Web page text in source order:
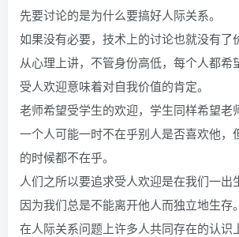
先要讨论的是为什么要搞好人际关系。
如果没有必要，技术上的讨论也就没有了
从心理上讲，不管身份高低，每个人都希
受人欢迎意味着对自我价值的肯定。
老师希望受学生的欢迎，学生同样希望老
一个人可能一时不在乎别人是否喜欢他，
的时候都不在乎。
人们之所以要追求受人欢迎是在我们一出
因为我们总是不能离开他人而独立地生存。
在人际关系问题上许多人共同存在的认识